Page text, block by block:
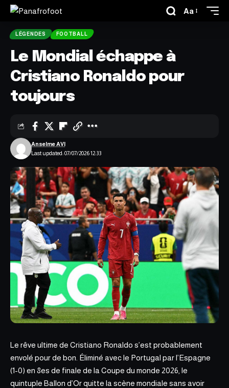
Aa
LÉGENDES FOOTBALL
Le Mondial échappe à
Cristiano Ronaldo pour
toujours
Last updated: 07/07/2026 12:33
Anselme AVI
Le rêve ultime de Cristiano Ronaldo s’est probablement
envolé pour de bon. Éliminé avec le Portugal par l’Espagne
(1-0) en 8es de finale de la Coupe du monde 2026, le
quintuple Ballon d’Orquitte la scène mondiale sans avoir